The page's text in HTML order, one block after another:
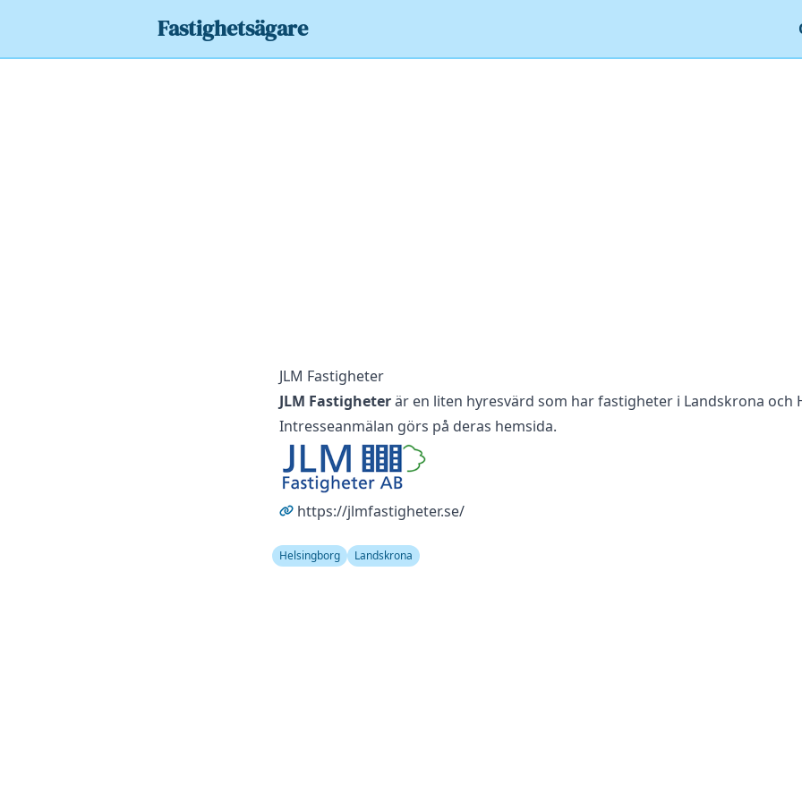
Fastighetsägare
JLM Fastigheter
JLM Fastigheterär en liten hyresvärd som har fastigheter i Landskrona och
Intresseanmälan görs på deras hemsida.
https://jlmfastigheter.se/
Helsingborg Landskrona